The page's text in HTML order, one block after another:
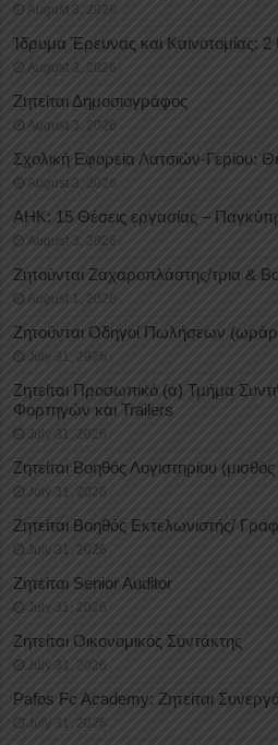
August 3, 2026
Ίδρυμα Έρευνας και Καινοτομίας: 2
August 3, 2026
Ζητείται Δημοσιογράφος
August 3, 2026
Σχολική Εφορεία Λατσιών-Γερίου:
August 3, 2026
ΑΗΚ: 15 Θέσεις εργασίας –
August 3, 2026
Ζητούνται Ζαχαροπλάστης/τρια &
August 1, 2026
Ζητούνται Οδηγοί Πωλήσεων
July 31, 2026
Ζητείται Προσωπικό (α) Τμήμα
Φορτηγών και Trailers
July 31, 2026
Ζητείται Βοηθός Λογιστηρίου
July 31, 2026
Ζητείται Βοηθός Εκτελωνιστής/
July 31, 2026
Ζητείται Senior Auditor
July 31, 2026
Ζητείται Οικονομικός Συντάκτης
July 31, 2026
Pafos Fc Academy: Ζητείται
July 31, 2026